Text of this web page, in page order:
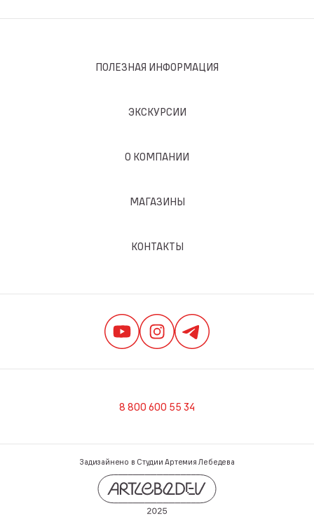
ПОЛЕЗНАЯ ИНФОРМАЦИЯ
ЭКСКУРСИИ
О КОМПАНИИ
МАГАЗИНЫ
КОНТАКТЫ
8 800 600 55 34
Задизайнено в Студии Артемия Лебедева